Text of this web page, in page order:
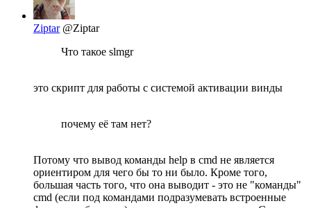
Ziptar @Ziptar
Что такое slmgr
это скрипт для работы с системой активации винды
почему её там нет?
Потому что вывод команды help в cmd не является
ориентиром для чего бы то ни было. Кроме того,
большая часть того, что она выводит - это не "команды"
cmd (если под командами подразумевать встроенные